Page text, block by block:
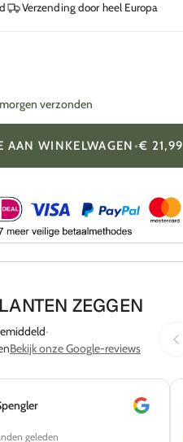
Verzending door heel Europa
verzonden
AAN WINKELWAGEN•€ 21,99
ZEGGEN
·
Bekijk onze Google-reviews
R